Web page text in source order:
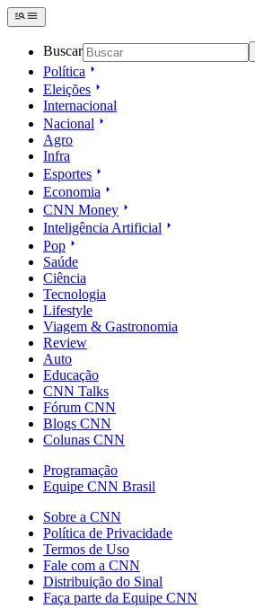
Buscar
Política
Eleições
Internacional
Nacional
Agro
Infra
Esportes
Economia
CNN Money
Inteligência Artificial
Pop
Saúde
Ciência
Tecnologia
Lifestyle
Viagem & Gastronomia
Review
Auto
Educação
CNN Talks
Fórum CNN
Blogs CNN
Colunas CNN
Programação
Equipe CNN Brasil
Sobre a CNN
Política de Privacidade
Termos de Uso
Fale com a CNN
Distribuição do Sinal
Faça parte da Equipe CNN